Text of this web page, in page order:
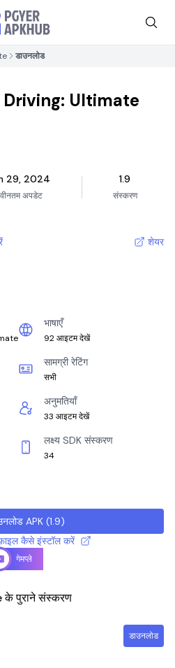
डाउनलोड
Ultimate
29, 2024
अपडेट
1.9
संस्करण
शेयर
भाषाएँ
92 आइटम देखें
सामग्री रेटिंग
सभी
अनुमतियाँ
33 आइटम देखें
लक्ष्य SDK संस्करण
34
APK (1.9)
कैसे इंस्टॉल करें
गेमप्ले
पुराने संस्करण
डाउनलोड